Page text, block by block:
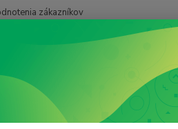
zákazníkov
Tonery a náplne do tlačiarní